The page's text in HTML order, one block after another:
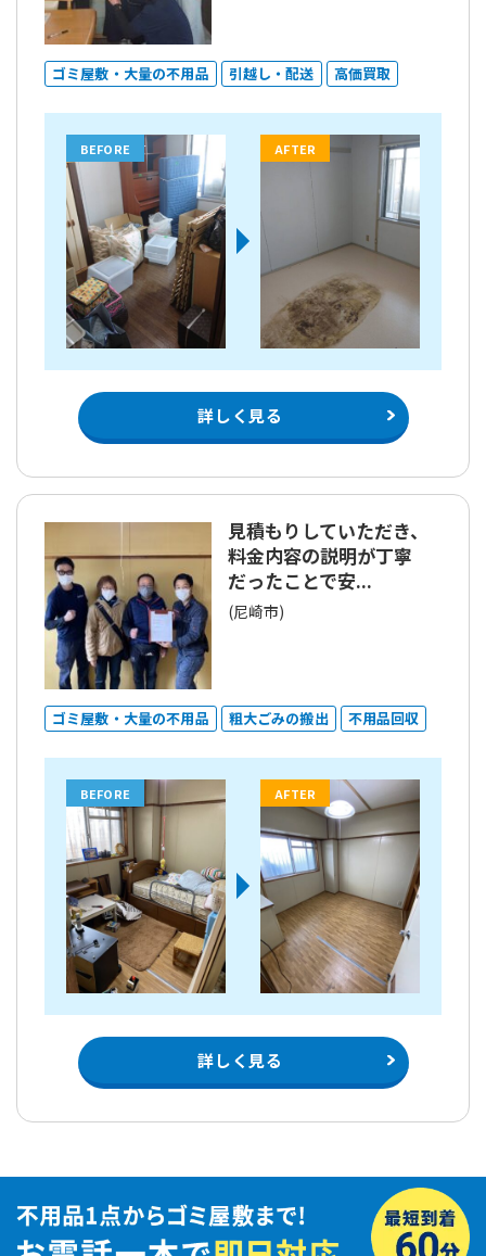
ゴミ屋敷・大量の不用品 引越し・配送 高価買取
BEFORE AFTER
詳しく見る
見積もりしていただき、
料金内容の説明が丁寧
だったことで安...
(尼崎市)
ゴミ屋敷・大量の不用品 粗大ごみの搬出 不用品回収
BEFORE AFTER
詳しく見る